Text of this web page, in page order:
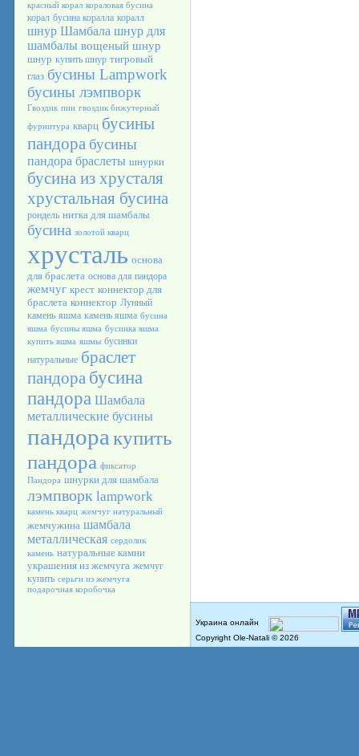
красный корал кораловая бусина
корал бусина коралла коралл
шнур Шамбала шнур для
шамбалы вощеный шнур
шнур купить шнур тигровый
глаз бусины Lampwork
бусины лэмпворк
Гвоздик пин гвоздик бижутерный
фурнитура кварц бусины
пандора бусины
пандора браслеты шнурки
бусина из хрусталя
хрустальная бусина
рондель нитка для шамбалы
бусина золотой кварц
хрусталь основа
для браслета основа для пандора
жемчуг крест коннектор для
браслета коннектор Лунный
камень яшма камень яшма бусина
яшма бусины яшма бусинка яшма
купить яшма яшмы бусинки
натуральные браслет
пандора бусина
пандора Шамбала
металлические бусины
пандора купить
пандора фиксатор
Пандора шнурки для шамбала
лэмпворк lampwork
камень кварц жемчуг натуральный
жемчужина шамбала
металлическая сердолик
камень натуральные камни
украшения из жемчуга жемчуг
купить серьги из жемчуга
подарочная коробочка
Copyright Ole-Natali © 2026